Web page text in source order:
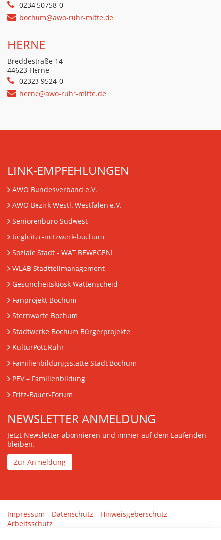
0234 50758-0
bochum@awo-ruhr-mitte.de
HERNE
Breddestraße 14
44623 Herne
02323 9524-0
herne@awo-ruhr-mitte.de
LINK-EMPFEHLUNGEN
AWO Bundesverband e.V.
AWO Bezirk Westl. Westfalen e.V.
Seniorenbüro Südwest
begleiter-netzwerk-bochum
Soziale Stadt - WAT BEWEGEN!
WLAB Stadtteilmanagement
Gesundheitskiosk Wattenscheid
Fanprojekt Bochum
Sternwarte Bochum
Stadtwerke Bochum Bürgerprojekte
KulturPott.Ruhr
Familienbildungsstätte Stadt Bochum
PEV– Familienbildung
Fritz-Bauer-Forum
NEWSLETTER ANMELDUNG
Jetzt Newsletter abonnieren und immer auf dem Laufenden
bleiben.
Zur Anmeldung
Impressum Datenschutz
Hinweisgeberschutz
Arbeitsschutz